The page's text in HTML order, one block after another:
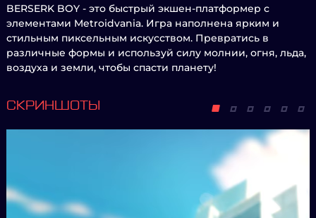
BERSERK BOY - это быстрый экшен-платформер с
элементами Metroidvania. Игра наполнена ярким и
стильным пиксельным искусством. Превратись в
различные формы и используй силу молнии, огня, льда,
воздуха и земли, чтобы спасти планету!
СКРИНШОТЫ